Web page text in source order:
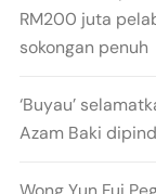
RM200 juta
sokongan penuh
‘Buyau’
Azam Baki